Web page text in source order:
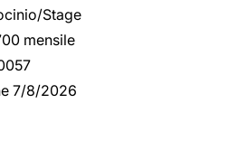
Stage
mensile
7/8/2026